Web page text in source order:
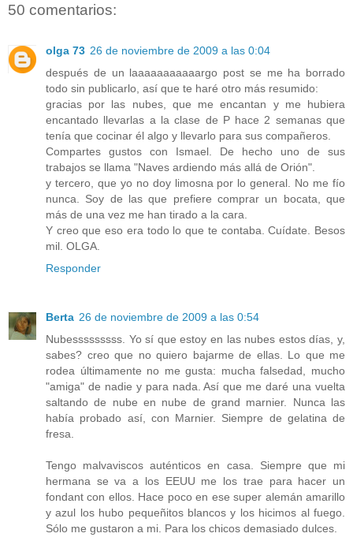
50 comentarios:
olga 73 26 de noviembre de 2009 a las 0:04
después de un laaaaaaaaaaargo post se me ha borrado
todo sin publicarlo, así que te haré otro más resumido:
gracias por las nubes, que me encantan y me hubiera
encantado llevarlas a la clase de P hace 2 semanas que
tenía que cocinar él algo y llevarlo para sus compañeros.
Compartes gustos con Ismael. De hecho uno de sus
trabajos se llama "Naves ardiendo más allá de Orión".
y tercero, que yo no doy limosna por lo general. No me fío
nunca. Soy de las que prefiere comprar un bocata, que
más de una vez me han tirado a la cara.
Y creo que eso era todo lo que te contaba. Cuídate. Besos
mil. OLGA.
Responder
Berta 26 de noviembre de 2009 a las 0:54
Nubesssssssss. Yo sí que estoy en las nubes estos días, y,
sabes? creo que no quiero bajarme de ellas. Lo que me
rodea últimamente no me gusta: mucha falsedad, mucho
"amiga" de nadie y para nada. Así que me daré una vuelta
saltando de nube en nube de grand marnier. Nunca las
había probado así, con Marnier. Siempre de gelatina de
fresa.
Tengo malvaviscos auténticos en casa. Siempre que mi
hermana se va a los EEUU me los trae para hacer un
fondant con ellos. Hace poco en ese super alemán amarillo
y azul los hubo pequeñitos blancos y los hicimos al fuego.
Sólo me gustaron a mi. Para los chicos demasiado dulces.